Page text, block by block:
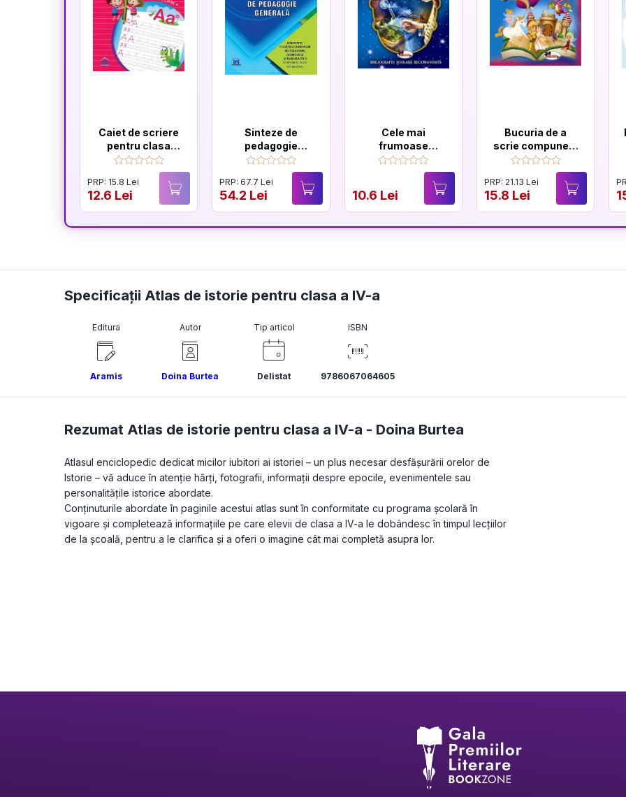
Caiet de scriere
pentru clasa
pregatitoare
PRP: 15.8 Lei
12.6 Lei
Sinteze de
pedagogie
generală: Ghid
pentru pregătirea
examenelor de
titularizare,
definitivat și
gradul didactic II
PRP: 67.7 Lei
54.2 Lei
Cele mai
frumoase
povesti de
Andersen
10.6 Lei
Bucuria de a
scrie compuneri.
Exercitii de
scriere creativa
PRP: 21.13 Lei
15.8 Lei
Specificații Atlas de istorie pentru clasa a IV-a
Editura
Aramis
Autor
Doina Burtea
Tip articol
Delistat
ISBN
9786067064605
Rezumat Atlas de istorie pentru clasa a IV-a - Doina Burtea
Atlasul enciclopedic dedicat micilor iubitori ai istoriei – un plus necesar desfășurării orelor de
Istorie – vă aduce în atenție hărți, fotografii, informații despre epocile, evenimentele sau
personalitățile istorice abordate.
Conținuturile abordate în paginile acestui atlas sunt în conformitate cu programa școlară în
vigoare și completează informațiile pe care elevii de clasa a IV-a le dobândesc în timpul lecțiilor
de la școală, pentru a le clarifica și a oferi o imagine cât mai completă asupra lor.